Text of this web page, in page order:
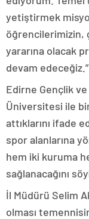
yetiştirmek
öğrencilerimizin,
yararına olacak
devam
Edirne Gençlik
Üniversitesi ile
attıklarını ifade
spor alanlarına
hem iki kuruma
sağlanacağını
İl Müdürü Selim
olması